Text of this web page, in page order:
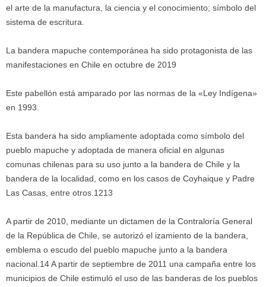
el arte de la manufactura, la ciencia y el conocimiento; símbolo del
sistema de escritura.
La bandera mapuche contemporánea ha sido protagonista de las
manifestaciones en Chile en octubre de 2019
Este pabellón está amparado por las normas de la «Ley Indígena»
en 1993.
Esta bandera ha sido ampliamente adoptada como símbolo del
pueblo mapuche y adoptada de manera oficial en algunas
comunas chilenas para su uso junto a la bandera de Chile y la
bandera de la localidad, como en los casos de Coyhaique y Padre
Las Casas, entre otros.1213
A partir de 2010, mediante un dictamen de la Contraloría General
de la República de Chile, se autorizó el izamiento de la bandera,
emblema o escudo del pueblo mapuche junto a la bandera
nacional.14 A partir de septiembre de 2011 una campaña entre los
municipios de Chile estimuló el uso de las banderas de los pueblos